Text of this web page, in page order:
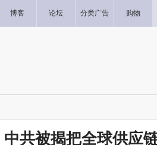
博客 论坛 分类广告 购物
共被揭把全球供应